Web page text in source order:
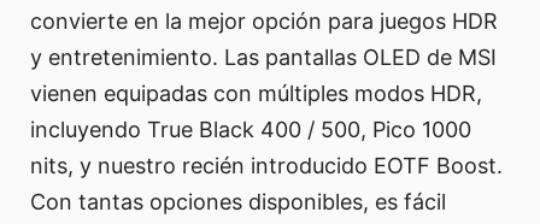
convierte en la mejor opción para juegos HDR
y entretenimiento. Las pantallas OLED de MSI
vienen equipadas con múltiples modos HDR,
incluyendo True Black 400 / 500, Pico 1000
nits, y nuestro recién introducido EOTF Boost.
Con tantas opciones disponibles, es fácil